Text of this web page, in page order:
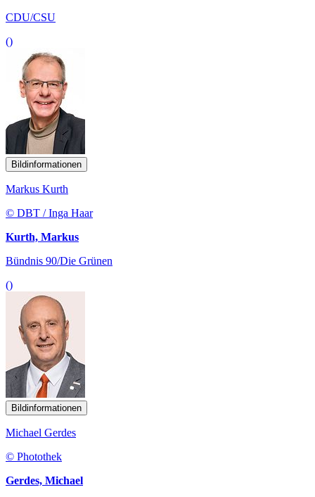
CDU/CSU
()
Bildinformationen
Markus Kurth
© DBT / Inga Haar
Kurth, Markus
Bündnis 90/Die Grünen
()
Bildinformationen
Michael Gerdes
© Photothek
Gerdes, Michael